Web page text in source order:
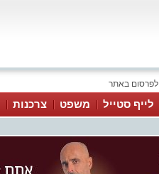
לפרסום באתר
לייף סטייל משפט צרכנות